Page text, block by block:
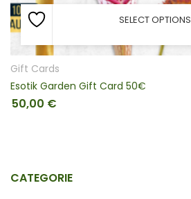
SELECT OPTIONS
Gift Cards
Esotik Garden Gift Card 50€
50,00 €
CATEGORIE